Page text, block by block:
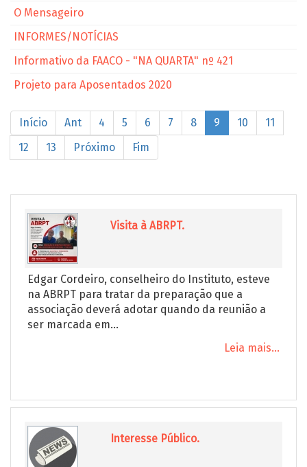
O Mensageiro
INFORMES/NOTÍCIAS
Informativo da FAACO - "NA QUARTA" nº 421
Projeto para Aposentados 2020
Início Ant 4 5 6 7 8 9 10
11
12
13 Próximo Fim
Visita à ABRPT.
Edgar Cordeiro, conselheiro do Instituto, esteve
na ABRPT para tratar da preparação que a
associação deverá adotar quando da reunião a
ser marcada em...
Leia mais...
Interesse Público.